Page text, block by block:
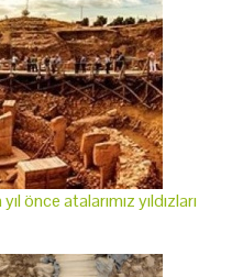
önce atalarımız yıldızları